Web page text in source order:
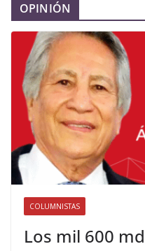
OPINIÓN
COLUMNISTAS
Los mil 600